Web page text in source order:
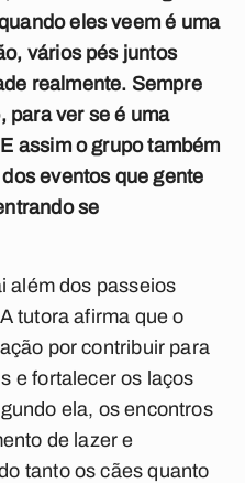
eles veem é uma
vários pés juntos
realmente. Sempre
para ver se é uma
assim o grupo também
eventos que gente
se
além dos passeios
tutora afirma que o
por contribuir para
e fortalecer os laços
ela, os encontros
de lazer e
tanto os cães quanto